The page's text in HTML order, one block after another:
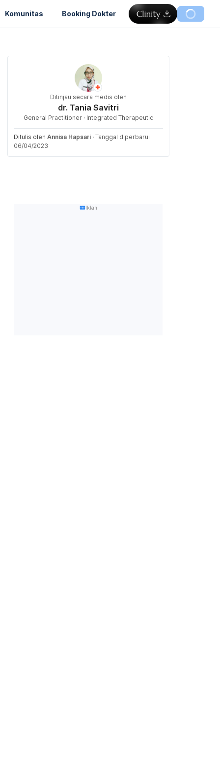
Komunitas Booking Dokter
Ditinjau secara medis oleh
dr. Tania Savitri
General Practitioner · Integrated Therapeutic
Ditulis oleh Annisa Hapsari · Tanggal diperbarui
06/04/2023
Iklan